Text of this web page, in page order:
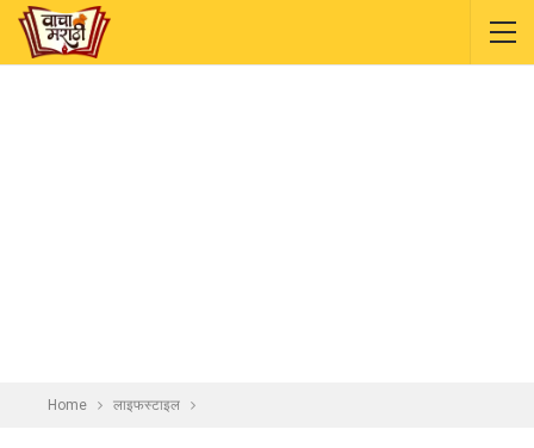
Home लाइफस्टाइल